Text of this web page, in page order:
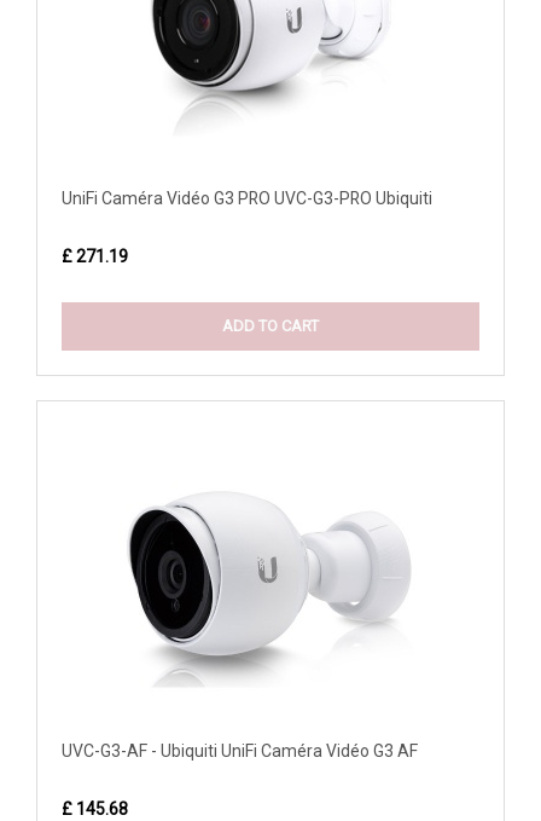
UniFi Caméra Vidéo G3 PRO UVC-G3-PRO Ubiquiti
£ 271.19
ADD TO CART
UVC-G3-AF - Ubiquiti UniFi Caméra Vidéo G3 AF
£ 145.68